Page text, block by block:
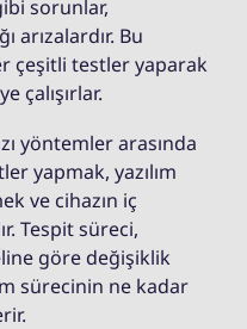
sorunlar,
arızalardır. Bu
çeşitli testler yaparak
çalışırlar.
yöntemler arasında
yapmak, yazılım
ve cihazın iç
Tespit süreci,
göre değişiklik
sürecinin ne kadar